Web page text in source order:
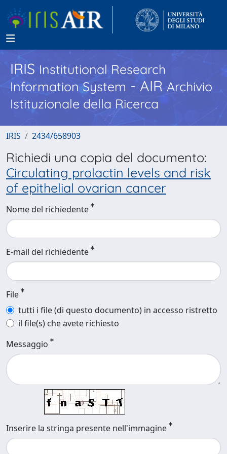
IRISInstitutional Research
Information System - AIR Archivio
Istituzionale della Ricerca
IRIS 2434/658903
Richiedi una copia del documento:
Circulating prolactin levels and risk
of epithelial ovarian cancer
Nome del richiedente
E-mail del richiedente
File
tutti i file (di questo documento) in accesso ristretto
il file(s) che avete richiesto
Messaggio
Inserire la stringa presente nell'immagine